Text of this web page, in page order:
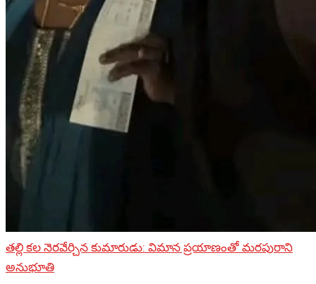
తల్లి కల నెరవేర్చిన కుమారుడు: విమాన ప్రయాణంతో మరపురాని
అనుభూతి